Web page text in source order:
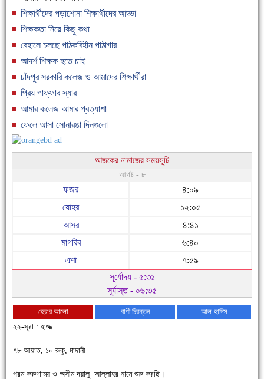
শিক্ষার্থীদের পড়াশোনা শিক্ষার্থীদের আড্ডা
শিক্ষকতা নিয়ে কিছু কথা
বেহালে চলছে পাঠকবিহীন পাঠাগার
আদর্শ শিক্ষক হতে চাই
চাঁদপুর সরকারি কলেজ ও আমাদের শিক্ষার্থীরা
প্রিয় গাফ্ফার স্যার
আমার কলেজ আমার প্রত্যাশা
ফেলে আসা সোনারঙা দিনগুলো
আজকের নামাজের সময়সূচি
আগষ্ট - ৮
ফজর
৪:০৯
যোহর
১২:০৫
আসর
৪:৪১
মাগরিব
৬:৪০
এশা
৭:৫৯
সূর্যোদয় - ৫:৩১
সূর্যাস্ত - ০৬:৩৫
হেরার আলো বাণী চিরন্তন
আল-হাদিস
২২-সূরা : হাজ্জ
৭৮ আয়াত, ১০ রুকু, মাদানী
পরম করুণাাময় ও অসীম দয়ালু আল্লাহর নামে শুরু করছি।
চাঁদপুরে উই-এর প্রথম নানা ধরনের পণ্যের সমারোহ